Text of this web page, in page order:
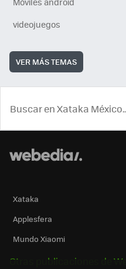
videojuegos
VER MÁS TEMAS
Xataka
Applesfera
Mundo Xiaomi
Otras publicaciones de